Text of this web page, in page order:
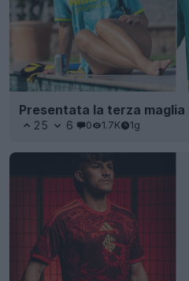
Presentata la terza
25 6 0 1.7K 1g